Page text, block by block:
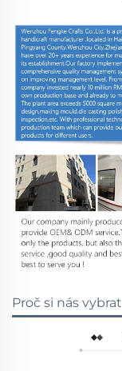
Proč si nás vybrat